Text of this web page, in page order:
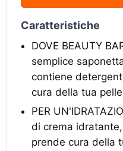
Caratteristiche
DOVE BEAUTY
semplice
contiene
cura della tua
PER
di crema
prende cura della